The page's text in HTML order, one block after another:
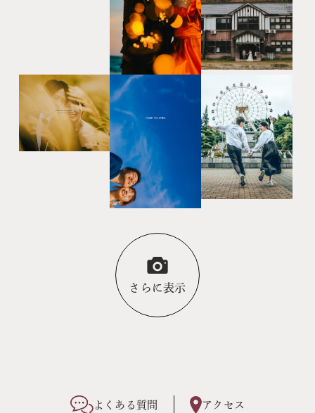
さらに表示
よくある質問 アクセス